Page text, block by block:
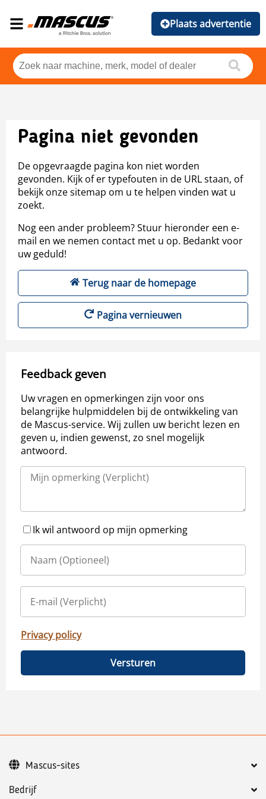
Plaats advertentie
Pagina niet gevonden
De opgevraagde pagina kon niet worden
gevonden. Kijk of er typefouten in de URL staan, of
bekijk onze sitemap om u te helpen vinden wat u
zoekt.
Nog een ander probleem? Stuur hieronder een e-
mail en we nemen contact met u op. Bedankt voor
uw geduld!
Terug naar de homepage
Pagina vernieuwen
Feedback geven
Uw vragen en opmerkingen zijn voor ons
belangrijke hulpmiddelen bij de ontwikkeling van
de Mascus-service. Wij zullen uw bericht lezen en
geven u, indien gewenst, zo snel mogelijk
antwoord.
Ik wil antwoord op mijn opmerking
Privacy policy
Versturen
Bedrijf
Mascus-sites